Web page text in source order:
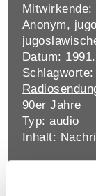
Mitwirkende:
Anonym,
Datum:
Schlagworte:
90er Jahre
Typ: audio
Inhalt: